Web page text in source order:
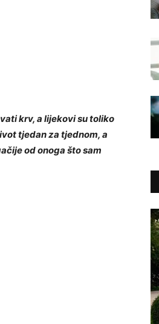
krv, a lijekovi su toliko
tjedan za tjednom, a
od onoga što sam